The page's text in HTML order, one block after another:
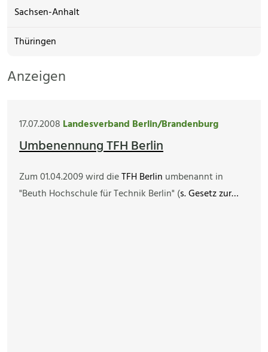
Sachsen-Anhalt
Thüringen
Anzeigen
17.07.2008 Landesverband Berlin/Brandenburg
Umbenennung TFH Berlin
Zum 01.04.2009 wird dieTFH Berlin umbenannt in
"Beuth Hochschule für Technik Berlin" (s. Gesetz zur…